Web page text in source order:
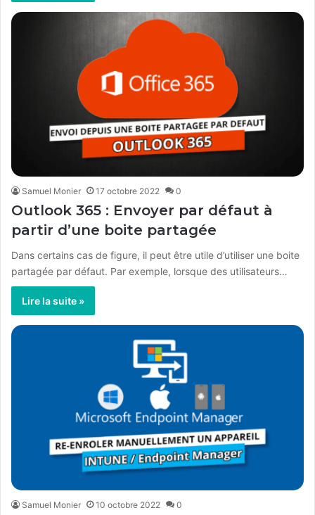
Samuel Monier 17 octobre 2022 0
Outlook 365 : Envoyer par défaut à
partir d’une boite partagée
Dans certains cas de figure, il peut être utile d’utiliser une boite
partagée par défaut. Par exemple, lorsque des utilisateurs…
Lire la suite »
Samuel Monier 10 octobre 2022 0